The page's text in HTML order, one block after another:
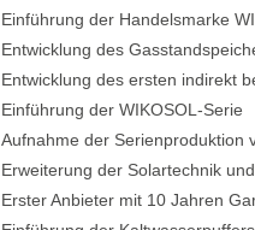
Einführung der Handelsmarke
Entwicklung des
Entwicklung des ersten indirekt
Einführung der WIKOSOL-Serie
Aufnahme der Serienproduktion
Erweiterung der Solartechnik
Erster Anbieter mit 10 Jahren